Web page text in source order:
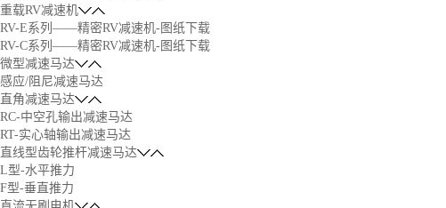
重载RV减速机
RV-E系列——精密RV减速机-图纸下载
RV-C系列——精密RV减速机-图纸下载
微型减速马达
感应/阻尼减速马达
直角减速马达
RC-中空孔输出减速马达
RT-实心轴输出减速马达
直线型齿轮推杆减速马达
L型-水平推力
F型-垂直推力